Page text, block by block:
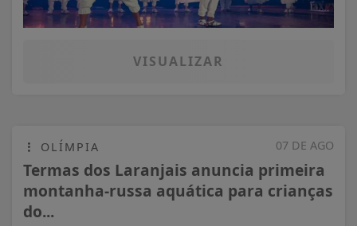
VISUALIZAR
07 DE AGO
OLÍMPIA
Termas dos Laranjais anuncia primeira
montanha-russa aquática para crianças
do...